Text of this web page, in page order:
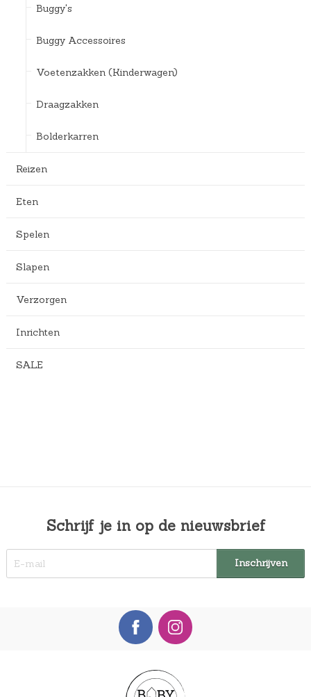
Buggy's
Buggy Accessoires
Voetenzakken (Kinderwagen)
Draagzakken
Bolderkarren
Reizen
Eten
Spelen
Slapen
Verzorgen
Inrichten
SALE
Schrijf je in op de nieuwsbrief